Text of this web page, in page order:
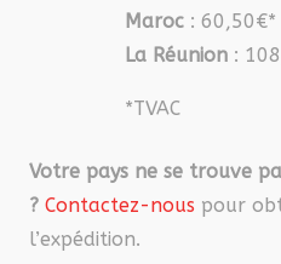
Maroc : 60,50€*
La Réunion :
*TVAC
Votre pays ne se trouve
? Contactez-nous pour
l’expédition.